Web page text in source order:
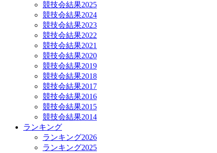
競技会結果2025
競技会結果2024
競技会結果2023
競技会結果2022
競技会結果2021
競技会結果2020
競技会結果2019
競技会結果2018
競技会結果2017
競技会結果2016
競技会結果2015
競技会結果2014
ランキング
ランキング2026
ランキング2025